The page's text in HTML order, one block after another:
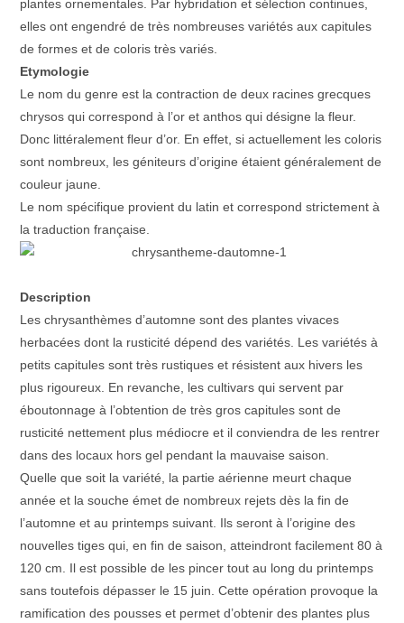
plantes ornementales. Par hybridation et sélection continues,
elles ont engendré de très nombreuses variétés aux capitules
de formes et de coloris très variés.
Etymologie
Le nom du genre est la contraction de deux racines grecques
chrysos qui correspond à l’or et anthos qui désigne la fleur.
Donc littéralement fleur d’or. En effet, si actuellement les coloris
sont nombreux, les géniteurs d’origine étaient généralement de
couleur jaune.
Le nom spécifique provient du latin et correspond strictement à
la traduction française.
Description
Les chrysanthèmes d’automne sont des plantes vivaces
herbacées dont la rusticité dépend des variétés. Les variétés à
petits capitules sont très rustiques et résistent aux hivers les
plus rigoureux. En revanche, les cultivars qui servent par
éboutonnage à l’obtention de très gros capitules sont de
rusticité nettement plus médiocre et il conviendra de les rentrer
dans des locaux hors gel pendant la mauvaise saison.
Quelle que soit la variété, la partie aérienne meurt chaque
année et la souche émet de nombreux rejets dès la fin de
l’automne et au printemps suivant. Ils seront à l’origine des
nouvelles tiges qui, en fin de saison, atteindront facilement 80 à
120 cm. Il est possible de les pincer tout au long du printemps
sans toutefois dépasser le 15 juin. Cette opération provoque la
ramification des pousses et permet d’obtenir des plantes plus